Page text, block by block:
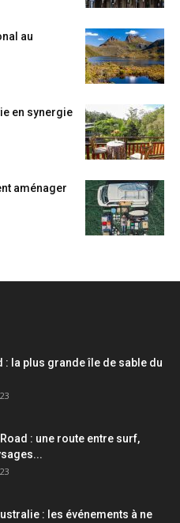
au
en synergie
aménager
: la plus grande île de sable du
: une route entre surf,
: les événements à ne